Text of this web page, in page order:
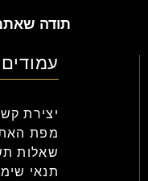
תודה
יצירת
מפת
שאלות
תנאי